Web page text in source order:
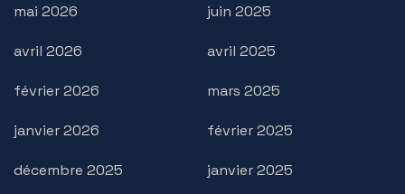
mai 2026
avril 2026
février 2026
janvier 2026
décembre 2025
juin 2025
avril 2025
mars 2025
février 2025
janvier 2025